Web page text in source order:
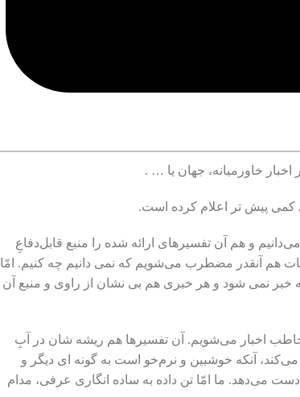
خاورمیانه، جهان یا … .
کمی پیش تر اعلام کرده است.
و هم آن تفسیرهای ارائه شده را منبع قابل‌دفاعِ
هم آنقدر مضطرب می‌شویم که نمی دانیم چه کنیم. امّا
خبر نمی شود و هر خبری هم بی نشان از راوی و منبع آن
اخبار می‌شویم. آن تفسیرها هم ریشه شان در آبِ
آنکه خوشبین و نرم‌خو است به گونه ای دیگر و
می‌دهد. ما امّا تن داده به ساده انگاری عرفی، مدام